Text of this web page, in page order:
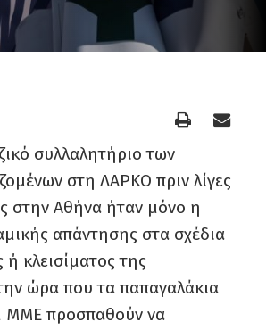
συλλαλητήριο των
στη ΛΑΡΚΟ πριν λίγες
στην Αθήνα ήταν μόνο η
απάντησης στα σχέδια
κλεισίματος της
ώρα που τα παπαγαλάκια
ΜΜΕ προσπαθούν να